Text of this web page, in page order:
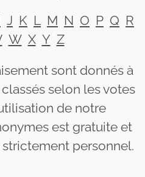
J K L M N O P Q R
W X Y Z
sont donnés à
selon les votes
de notre
est gratuite et
strictement personnel.